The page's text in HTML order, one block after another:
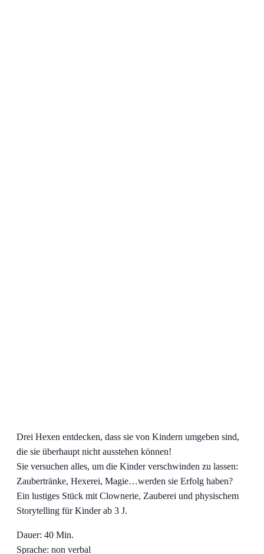
Drei Hexen entdecken, dass sie von Kindern umgeben sind,
die sie überhaupt nicht ausstehen können!
Sie versuchen alles, um die Kinder verschwinden zu lassen:
Zaubertränke, Hexerei, Magie…werden sie Erfolg haben?
Ein lustiges Stück mit Clownerie, Zauberei und physischem
Storytelling für Kinder ab 3 J.
Dauer: 40 Min.
Sprache: non verbal